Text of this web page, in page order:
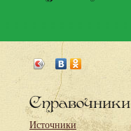
Справочники
Источники